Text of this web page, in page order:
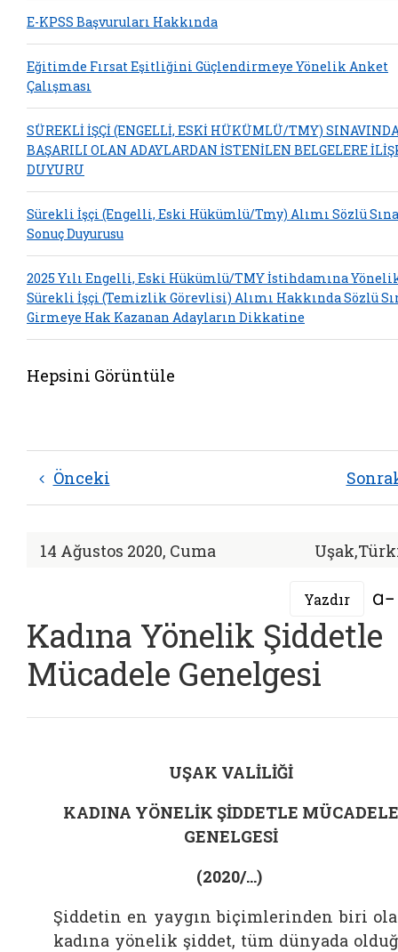
E-KPSS Başvuruları Hakkında
Eğitimde Fırsat Eşitliğini Güçlendirmeye Yönelik Anket
Çalışması
SÜREKLİ İŞÇİ (ENGELLİ, ESKİ HÜKÜMLÜ/TMY)
BAŞARILI OLAN ADAYLARDAN İSTENİLEN BELGELERE
DUYURU
Sürekli İşçi (Engelli, Eski Hükümlü/Tmy) Alımı Sözlü
Sonuç Duyurusu
2025 Yılı Engelli, Eski Hükümlü/TMY İstihdamına
Sürekli İşçi (Temizlik Görevlisi) Alımı Hakkında Sözlü
Girmeye Hak Kazanan Adayların Dikkatine
Hepsini Görüntüle
Önceki
14 Ağustos 2020, Cuma
Yazdır
Kadına Yönelik Şiddetle
Mücadele Genelgesi
UŞAK VALİLİĞİ
KADINA YÖNELİK ŞİDDETLE MÜCADELE
GENELGESİ
(2020/…)
Şiddetin en yaygın biçimlerinden biri
kadına yönelik şiddet, tüm dünyada